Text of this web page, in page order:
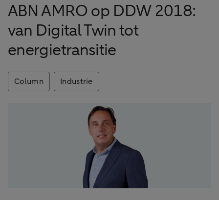
ABN AMRO op DDW 2018:
van Digital Twin tot
energietransitie
Column Industrie